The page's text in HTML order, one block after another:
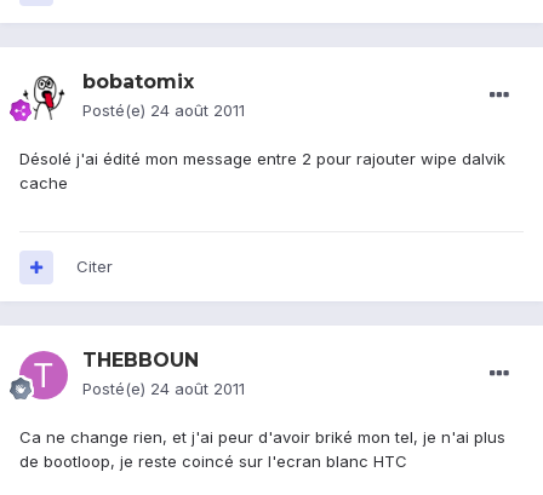
bobatomix
Posté(e) 24 août 2011
Désolé j'ai édité mon message entre 2 pour rajouter wipe dalvik
cache
Citer
THEBBOUN
Posté(e) 24 août 2011
Ca ne change rien, et j'ai peur d'avoir briké mon tel, je n'ai plus
de bootloop, je reste coincé sur l'ecran blanc HTC